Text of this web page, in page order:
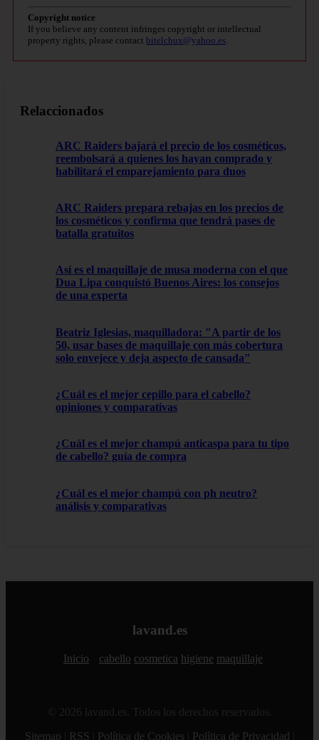
Copyright notice
If you believe any content infringes copyright or intellectual
property rights, please contact bitelchux@yahoo.es.
Relaccionados
ARC Raiders bajará el precio de los cosméticos,
reembolsará a quienes los hayan comprado y
habilitará el emparejamiento para duos
ARC Raiders prepara rebajas en los precios de
los cosméticos y confirma que tendrá pases de
batalla gratuitos
Así es el maquillaje de musa moderna con el que
Dua Lipa conquistó Buenos Aires: los consejos
de una experta
Beatriz Iglesias, maquilladora: "A partir de los
50, usar bases de maquillaje con más cobertura
solo envejece y deja aspecto de cansada"
¿Cuál es el mejor cepillo para el cabello?
opiniones y comparativas
¿Cuál es el mejor champú anticaspa para tu tipo
de cabello? guía de compra
¿Cuál es el mejor champú con ph neutro?
análisis y comparativas
lavand.es
Inicio cabello cosmetica higiene maquillaje
© 2026 lavand.es. Todos los derechos reservados.
Sitemap
RSS Política de Cookies Política de Privacidad